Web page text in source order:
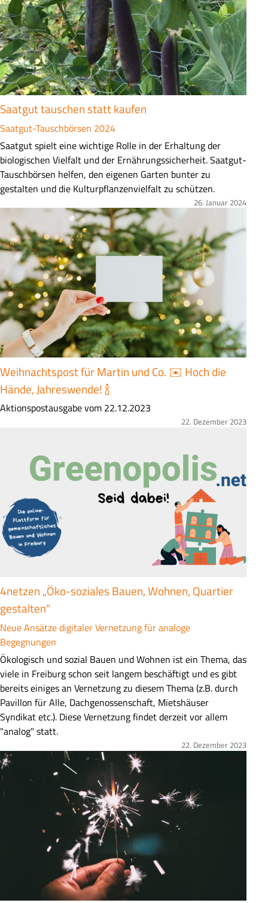
f
a
s
s
u
n
g
Saatgut tauschen statt kaufen
Saatgut-Tauschbörsen 2024
Z
u
s
a
n
a
s
s
u
g
Saatgut spielt eine wichtige Rolle in der Erhaltung der
biologischen Vielfalt und der Ernährungssicherheit. Saatgut-
Tauschbörsen helfen, den eigenen Garten bunter zu
gestalten und die Kulturpflanzenvielfalt zu schützen.
26. Januar 2024
Weihnachtspost für Martin und Co. ✉️ Hoch die
Hände, Jahreswende! 🍾
Z
f
a
n
g
Aktionspostausgabe vom 22.12.2023
22. Dezember 2023
4netzen „Öko-soziales Bauen, Wohnen, Quartier
gestalten“
Neue Ansätze digitaler Vernetzung für analoge
Begegnungen
Z
u
s
a
m
m
n
f
a
Ökologisch und sozial Bauen und Wohnen ist ein Thema, das
viele in Freiburg schon seit langem beschäftigt und es gibt
bereits einiges an Vernetzung zu diesem Thema (z.B. durch
Pavillon für Alle, Dachgenossenschaft, Mietshäuser
Syndikat etc.). Diese Vernetzung findet derzeit vor allem
"analog" statt.
22. Dezember 2023
Bild